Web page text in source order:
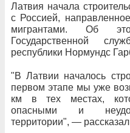
Латвия начала
с Россией,
мигрантами. Об
Государственной
республики Нормундс
"В Латвии началось
первом этапе мы уже
км в тех местах,
опасными и
территории", —